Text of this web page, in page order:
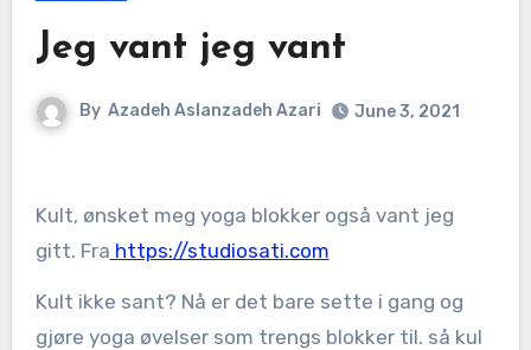
Jeg vant jeg vant
By Azadeh Aslanzadeh Azari June 3, 2021
Kult, ønsket meg yoga blokker også vant jeg
gitt. Fra https://studiosati.com
Kult ikke sant? Nå er det bare sette i gang og
gjøre yoga øvelser som trengs blokker til. så kul